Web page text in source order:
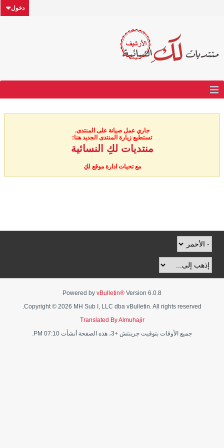
دخول
جاري عمل صيانة على المنتدى.
تستطيع زيارة المنتدى الجديد هنا:
منتديات لكِ النسائية
مع تحيات ادارة موقع لكِ
Powered by vBulletin® Version 6.0.8
Copyright © 2026 MH Sub I, LLC dba vBulletin. All rights reserved.
Translated By Almuhajir
جميع الأوقات بتوقيت جرينتش +3، هذه الصفحة أنشأت 07:10 PM.